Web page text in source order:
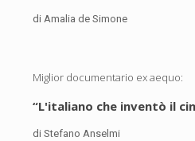
di Amalia de Simone
Miglior documentario ex aequo:
“L'italiano che inventò il
di Stefano Anselmi